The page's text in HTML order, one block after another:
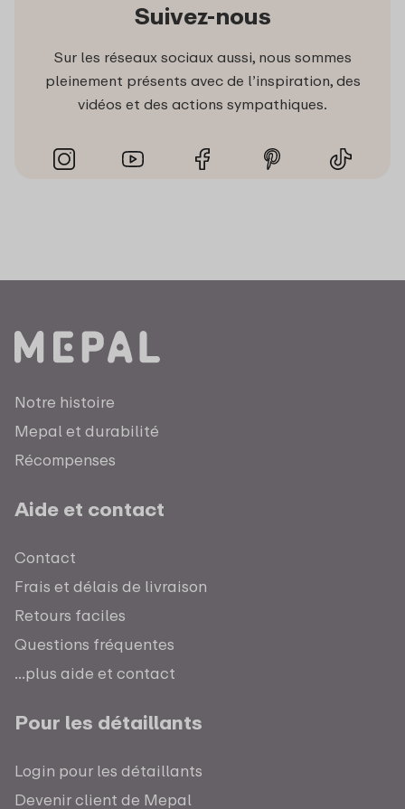
Suivez-nous
Sur les réseaux sociaux aussi, nous sommes
pleinement présents avec de l’inspiration, des
vidéos et des actions sympathiques.
Notre histoire
Mepal et durabilité
Récompenses
Aide et contact
Contact
Frais et délais de livraison
Retours faciles
Questions fréquentes
...plus aide et contact
Pour les détaillants
Login pour les détaillants
Devenir client de Mepal